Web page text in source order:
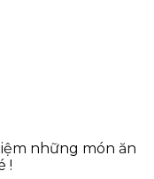
những món ăn
!